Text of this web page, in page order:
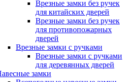
Врезные замки без ручек
для китайских дверей
Врезные замки без ручек
для противопожарных
дверей
Врезные замки с ручками
Врезные замки с ручками
для деревянных дверей
замки